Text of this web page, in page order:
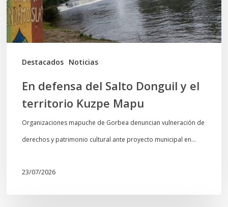
Destacados Noticias
el
territorio
Kuzpe
Mapu
En defensa del Salto Donguil y el
territorio Kuzpe Mapu
Organizaciones mapuche de Gorbea denuncian vulneración de
derechos y patrimonio cultural ante proyecto municipal en…
23/07/2026